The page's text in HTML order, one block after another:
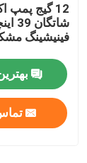
12 گیج پمپ
فینیشینگ